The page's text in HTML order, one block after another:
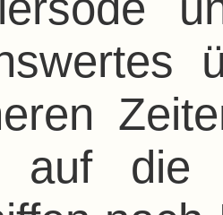
auf die